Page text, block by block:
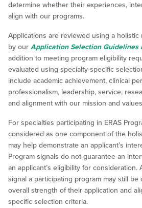
determine whether their experiences,
align with our programs.
Applications are reviewed using a
by our Application Selection Guidelines
addition to meeting program eligibility
evaluated using specialty-specific
include academic achievement, clinical
professionalism, leadership, service,
and alignment with our mission and
For specialties participating in ERAS
considered as one component of the
may help demonstrate an applicant’s
Program signals do not guarantee an
an applicant’s eligibility for consideration.
signal a participating program may still
overall strength of their application and
specific selection criteria.